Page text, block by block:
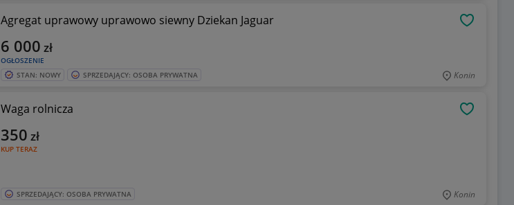
Agregat uprawowy uprawowo siewny Dziekan Jaguar
OGŁOSZENIE
6 000 zł
STAN: NOWY SPRZEDAJĄCY: OSOBA PRYWATNA Konin
Waga rolnicza
KUP TERAZ
350 zł
SPRZEDAJĄCY: OSOBA PRYWATNA Konin